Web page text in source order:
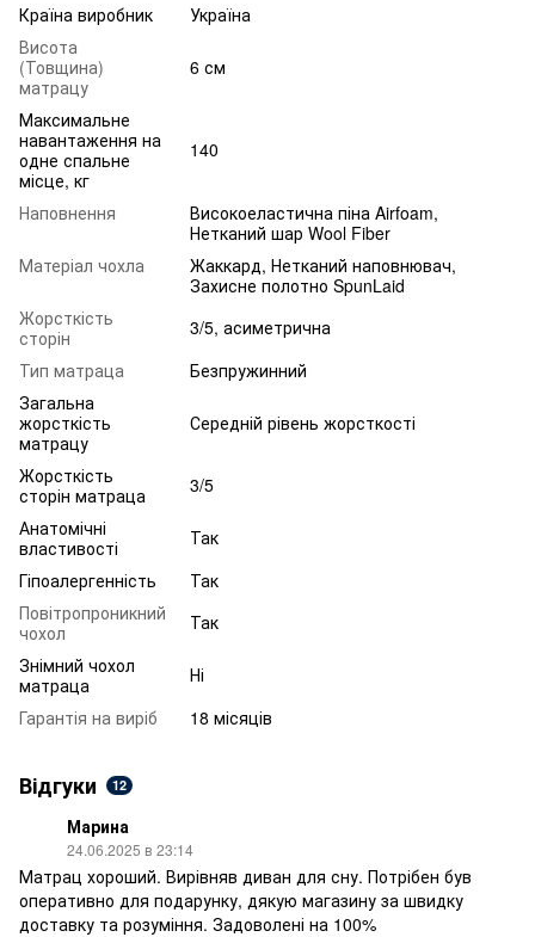
Країна виробник
Україна
Висота
(Товщина)
матрацу
6 см
Максимальне
навантаження на
одне спальне
місце, кг
140
Наповнення
Високоеластична піна Airfoam,
Нетканий шар Wool Fiber
Матеріал чохла
Жаккард, Нетканий наповнювач,
Захисне полотно SpunLaid
Жорсткість
сторін
3/5, асиметрична
Тип матраца
Безпружинний
Загальна
жорсткість
матрацу
Середній рівень жорсткості
Жорсткість
сторін матраца
3/5
Анатомічні
властивості
Так
Гіпоалергенність
Так
Повітропроникний
чохол
Так
Знімний чохол
матраца
Ні
Гарантія на виріб
18 місяців
Відгуки 12
Марина
24.06.2025 в 23:14
Матрац хороший. Вирівняв диван для сну. Потрібен був
оперативно для подарунку, дякую магазину за швидку
доставку та розуміння. Задоволені на 100%